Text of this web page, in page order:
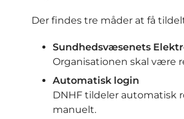
Der findes tre måder at få
Sundhedsvæsenets
Organisationen skal være
Automatisk login
DNHF tildeler automatisk
manuelt.